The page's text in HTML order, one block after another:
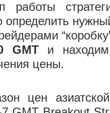
работы
определить
GMT и
цены.
цен